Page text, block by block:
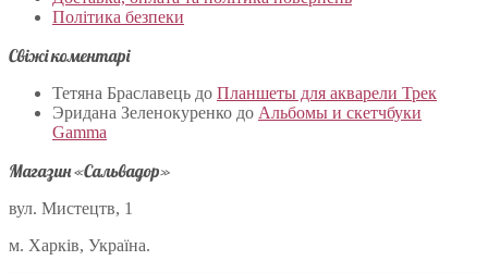
Політика безпеки
Свіжі коментарі
Тетяна Браславець до Планшеты для акварели Трек
Эридана Зеленокуренко до Альбомы и скетчбуки
Gamma
Магазин «Сальвадор»
вул. Мистецтв, 1
м. Харків, Україна.